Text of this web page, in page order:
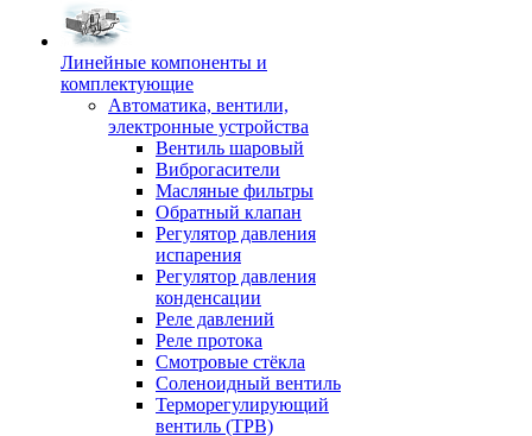
Линейные компоненты и
комплектующие
Автоматика, вентили,
электронные устройства
Вентиль шаровый
Виброгасители
Масляные фильтры
Обратный клапан
Регулятор давления
испарения
Регулятор давления
конденсации
Реле давлений
Реле протока
Смотровые стёкла
Соленоидный вентиль
Терморегулирующий
вентиль (ТРВ)